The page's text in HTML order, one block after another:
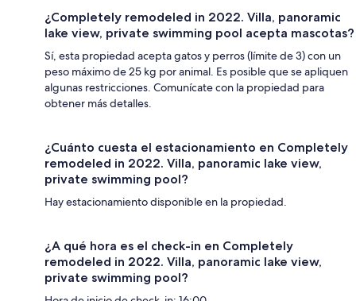
¿Completely remodeled in 2022. Villa, panoramic
lake view, private swimming pool acepta mascotas?
Sí, esta propiedad acepta gatos y perros (límite de 3) con un
peso máximo de 25 kg por animal. Es posible que se apliquen
algunas restricciones. Comunícate con la propiedad para
obtener más detalles.
¿Cuánto cuesta el estacionamiento en Completely
remodeled in 2022. Villa, panoramic lake view,
private swimming pool?
Hay estacionamiento disponible en la propiedad.
¿A qué hora es el check-in en Completely
remodeled in 2022. Villa, panoramic lake view,
private swimming pool?